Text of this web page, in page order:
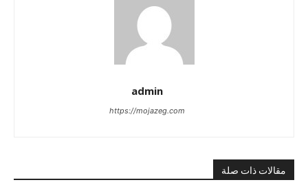
admin
https://mojazeg.com
مقالات ذات صلة